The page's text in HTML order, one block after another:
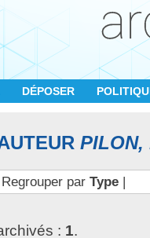
DÉPOSER
PILON,
Regrouper par Type|
: 1.